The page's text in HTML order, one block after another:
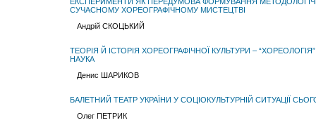
СУЧАСНОМУ ХОРЕОГРАФІЧНОМУ МИСТЕЦТВІ
Андрій СКОЦЬКИЙ
ТЕОРІЯ Й ІСТОРІЯ ХОРЕОГРАФІЧНОЇ КУЛЬТУРИ –
НАУКА
Денис ШАРИКОВ
БАЛЕТНИЙ ТЕАТР УКРАЇНИ У СОЦІОКУЛЬТУРНІЙ СИТУАЦІЇ
Олег ПЕТРИК